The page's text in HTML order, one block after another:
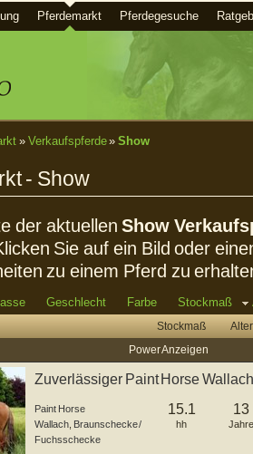
Pferdemarkt Pferdegesuche
» Verkaufspferde» Show
- Show
der aktuellenShow
Sie auf ein Bild oder
zu einem Pferd zu
Geschlecht Farbe Stockmaß
Stockmaß
Alter
Power Anzeigen
Zuverlässiger Paint Horse
Paint Horse
Wallach Braunschecke /
Fuchsschecke
15.1
hh
13
Jahre